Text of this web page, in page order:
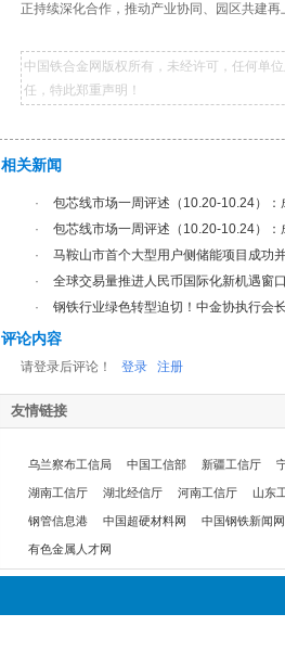
正持续深化合作，推动产业协同、园区共建再
中国铁合金网版权所有，未经许可，任何单
任，特此郑重声明！
相关新闻
· 包芯线市场一周评述（10.20-10.24）
·
包芯线市场一周评述（10.20-10.24）
·
马鞍山市首个大型用户侧储能项目成功
·
全球交易量推进人民币国际化新机遇窗
·
钢铁行业绿色转型迫切！中金协执行会
评论内容
请登录后评论！ 登录 注册
友情链接
乌兰察布工信局 中国工信部 新疆工信厅
湖南工信厅 湖北经信厅 河南工信厅 山东
钢管信息港 中国超硬材料网 中国钢铁新闻网
有色金属人才网